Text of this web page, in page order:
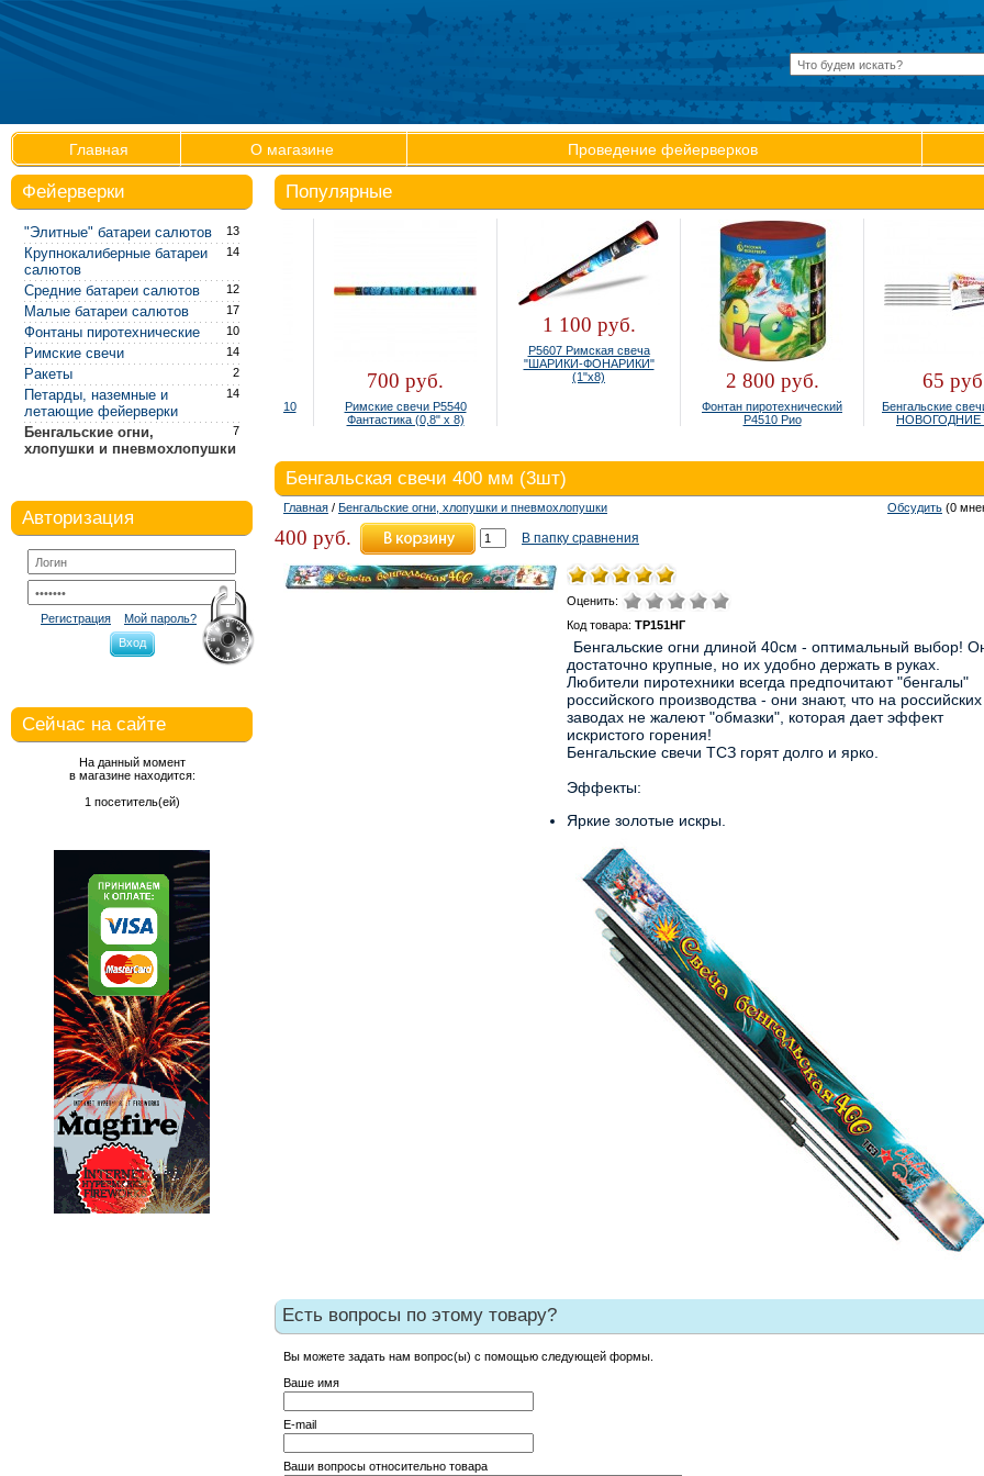
Главная О магазине Проведение фейерверков
Фейерверки
13
"Элитные" батареи салютов
14
Крупнокалиберные батареи
салютов
12
Средние батареи салютов
17
Малые батареи салютов
10
Фонтаны пиротехнические
14
Римские свечи
2
Ракеты
14
Петарды, наземные и
летающие фейерверки
7
Бенгальские огни,
хлопушки и пневмохлопушки
Авторизация
Регистрация
Мой пароль?
Вход
Сейчас на сайте
На данный момент
в магазине находится:
1 посетитель(ей)
Популярные
300 руб.
Фонтан настольный Р4810
(упаковка 4 шт.)
700 руб.
Римские свечи Р5540
Фантастика (0,8" х 8)
1 100 руб.
Р5607 Римская свеча
"ШАРИКИ-ФОНАРИКИ"
(1"х8)
2 800 руб.
Фонтан пиротехнический
Р4510 Рио
65 руб.
Бенгальские свечи
НОВОГОДНИЕ
Бенгальская свечи 400 мм (3шт)
Обсудить (0
Главная / Бенгальские огни, хлопушки и пневмохлопушки
400 руб. В папку сравнения
Оценить:
Код товара: ТР151НГ
Бенгальские огни длиной 40см - оптимальный выбор!
достаточно крупные, но их удобно держать в руках.
Любители пиротехники всегда предпочитают "бенгалы"
российского производства - они знают, что на российских
заводах не жалеют "обмазки", которая дает эффект
искристого горения!
Бенгальские свечи ТСЗ горят долго и ярко.
Эффекты:
Яркие золотые искры.
Есть вопросы по этому товару?
Вы можете задать нам вопрос(ы) с помощью следующей формы.
Ваше имя
E-mail
Ваши вопросы относительно товара